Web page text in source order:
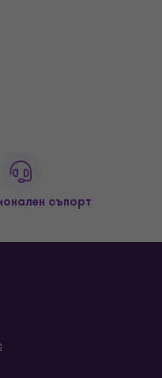
съпорт